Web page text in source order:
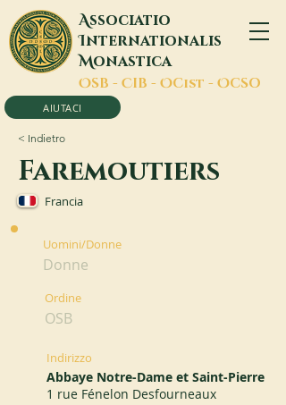
Associatio
Internationalis
Monastica
OSB - CIB - OCist - OCSO
AIUTACI
< Indietro
Faremoutiers
Francia
Uomini/Donne
Donne
Ordine
OSB
Indirizzo
Abbaye Notre-Dame et Saint-Pierre
1 rue Fénelon Desfourneaux